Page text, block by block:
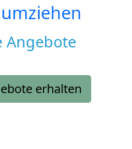
Angebote
erhalten